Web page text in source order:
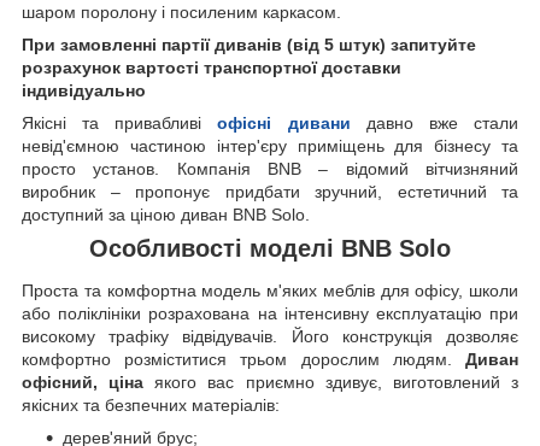
шаром поролону і посиленим каркасом.
При замовленні партії диванів (від 5 штук) запитуйте
розрахунок вартості транспортної доставки
індивідуально
Якісні та привабливіофісні дивани давно вже стали
невід'ємною частиною інтер'єру приміщень для бізнесу та
просто установ. Компанія BNB – відомий вітчизняний
виробник – пропонує придбати зручний, естетичний та
доступний за ціною диван BNB Solo.
Особливості моделі BNB Solo
Проста та комфортна модель м'яких меблів для офісу, школи
або поліклініки розрахована на інтенсивну експлуатацію при
високому трафіку відвідувачів. Його конструкція дозволяє
комфортно розміститися трьом дорослим людям. Диван
офісний, ціна якого вас приємно здивує, виготовлений з
якісних та безпечних матеріалів:
дерев'яний брус;